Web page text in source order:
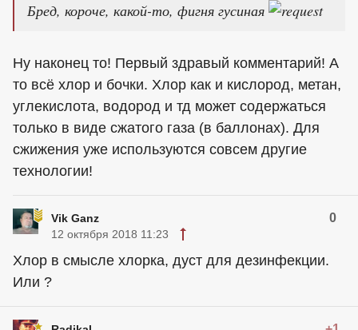
Бред, короче, какой-то, фигня гусиная
Ну наконец то! Первый здравый комментарий! А
то всё хлор и бочки. Хлор как и кислород, метан,
углекислота, водород и тд может содержаться
только в виде сжатого газа (в баллонах). Для
сжижения уже используются совсем другие
технологии!
Vik Ganz 0
12 октября 2018 11:23
Хлор в смысле хлорка, дуст для дезинфекции.
Или ?